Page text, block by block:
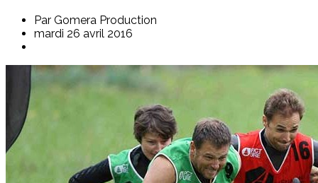
Par Gomera Production
mardi 26 avril 2016